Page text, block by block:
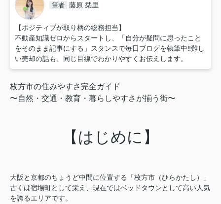
筆者 藤原 栞里
【ポジティブが取り柄の総務担当】
不動産知識ゼロからスタートし、「自分が疑問に思ったこと
をそのまま記事にする」スタンスで毎日ブログを執筆中‼︎難し
い売却の話も、同じ目線でわかりやすくお伝えします。
枚方市の住みやすさ完全ガイド
〜自然・交通・教育・暮らしやすさが揃う街〜
【はじめに】
大阪と京都のちょうど中間に位置する「枚方市（ひらかたし）」
古くは宿場町として栄え、現在ではベッドタウンとして高い人気
を誇るエリアです。